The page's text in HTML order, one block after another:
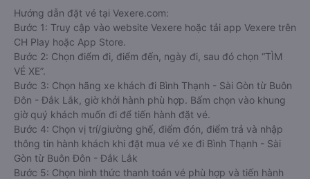
Hướng dẫn đặt vé tại Vexere.com:
Bước 1: Truy cập vào website Vexere hoặc tải app Vexere trên
CH Play hoặc App Store.
Bước 2: Chọn điểm đi, điểm đến, ngày đi, sau đó chọn “TÌM
VÉ XE”.
Bước 3: Chọn hãng xe khách đi Bình Thạnh - Sài Gòn từ Buôn
Đôn - Đắk Lắk, giờ khởi hành phù hợp. Bấm chọn vào khung
giờ quý khách muốn đi để tiến hành đặt vé.
Bước 4: Chọn vị trí/giường ghế, điểm đón, điểm trả và nhập
thông tin hành khách khi đặt mua vé xe đi Bình Thạnh - Sài
Gòn từ Buôn Đôn - Đắk Lắk
Bước 5: Chọn hình thức thanh toán vé phù hợp và tiến hành